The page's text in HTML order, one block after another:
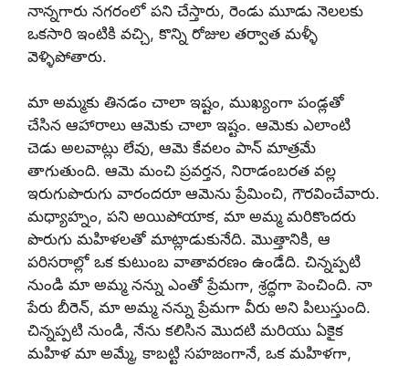
నాన్నగారు నగరంలో పని చేస్తారు, రెండు మూడు నెలలకు
ఒకసారి ఇంటికి వచ్చి, కొన్ని రోజుల తర్వాత మళ్ళీ
వెళ్ళిపోతారు.
మా అమ్మకు తినడం చాలా ఇష్టం, ముఖ్యంగా పండ్లతో
చేసిన ఆహారాలు ఆమెకు చాలా ఇష్టం. ఆమెకు ఎలాంటి
చెడు అలవాట్లు లేవు, ఆమె కేవలం పాన్ మాత్రమే
తాగుతుంది. ఆమె మంచి ప్రవర్తన, నిరాడంబరత వల్ల
ఇరుగుపొరుగు వారందరూ ఆమెను ప్రేమించి, గౌరవించేవారు.
మధ్యాహ్నం, పని అయిపోయాక, మా అమ్మ మరికొందరు
పొరుగు మహిళలతో మాట్లాడుకునేది. మొత్తానికి, ఆ
పరిసరాల్లో ఒక కుటుంబ వాతావరణం ఉండేది. చిన్నప్పటి
నుండి మా అమ్మ నన్ను ఎంతో ప్రేమగా, శ్రద్ధగా పెంచింది. నా
పేరు బీరెన్, మా అమ్మ నన్ను ప్రేమగా వీరు అని పిలుస్తుంది.
చిన్నప్పటి నుండి, నేను కలిసిన మొదటి మరియు ఏకైక
మహిళ మా అమ్మే, కాబట్టి సహజంగానే, ఒక మహిళగా,